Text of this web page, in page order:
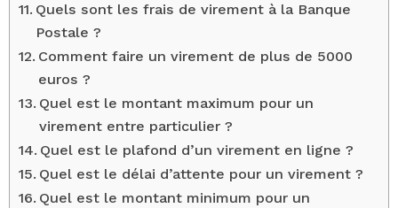
Quels sont les frais de virement à la Banque
Postale ?
Comment faire un virement de plus de 5000
euros ?
Quel est le montant maximum pour un
virement entre particulier ?
Quel est le plafond d’un virement en ligne ?
Quel est le délai d’attente pour un virement ?
Quel est le montant minimum pour un